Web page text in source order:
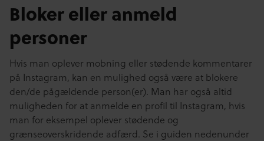
Bloker eller anmeld
personer
Hvis man oplever mobning eller stødende kommentarer
på Instagram, kan en mulighed også være at blokere
den/de pågældende person(er). Man har også altid
muligheden for at anmelde en profil til Instagram, hvis
man for eksempel oplever stødende og
grænseoverskridende adfærd. Se i guiden nedenunder